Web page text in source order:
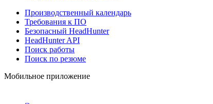
Производственный календарь
Требования к ПО
Безопасный HeadHunter
HeadHunter API
Поиск работы
Поиск по резюме
Мобильное приложение